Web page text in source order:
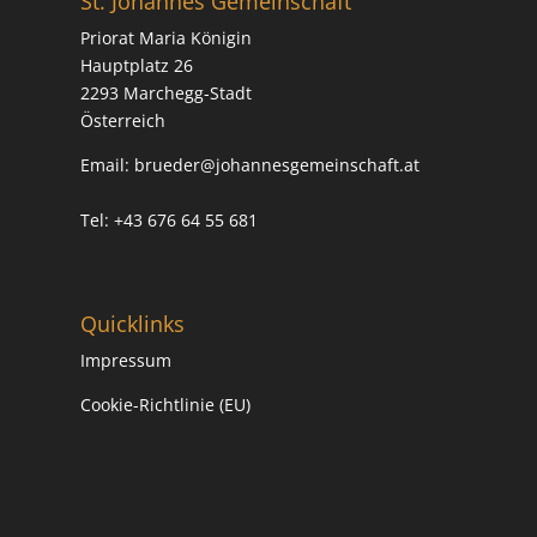
v
e
:
Priorat Maria Königin
Hauptplatz 26
2293 Marchegg-Stadt
Österreich
Email: brueder@johannesgemeinschaft.at
Tel: +43 676 64 55 681
Quicklinks
Impressum
Cookie-Richtlinie (EU)